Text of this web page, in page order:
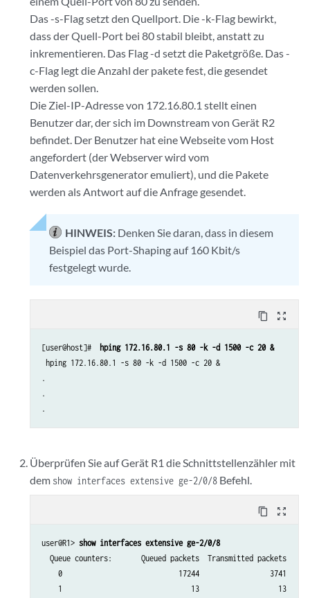
Das -s-Flag setzt den Quellport. Die -k-Flag bewirkt,
dass der Quell-Port bei 80 stabil bleibt, anstatt zu
inkrementieren. Das Flag -d setzt die Paketgröße. Das -
c-Flag legt die Anzahl der pakete fest, die gesendet
werden sollen.
Die Ziel-IP-Adresse von 172.16.80.1 stellt einen
Benutzer dar, der sich im Downstream von Gerät R2
befindet. Der Benutzer hat eine Webseite vom Host
angefordert (der Webserver wird vom
Datenverkehrsgenerator emuliert), und die Pakete
werden als Antwort auf die Anfrage gesendet.
HINWEIS: Denken Sie daran, dass in diesem
Beispiel das Port-Shaping auf 160 Kbit/s
festgelegt wurde.
content_copy zoom_out_map
[user@host]#
hping 172.16.80.1 -s 80 -k -d 1500 -c 20 &
hping 172.16.80.1 -s 80 -k -d 1500 -c 20 &
.
.
.
Überprüfen Sie auf Gerät R1 die Schnittstellenzähler mit
dem show interfaces extensive ge-2/0/8 Befehl.
content_copy zoom_out_map
user@R1> show interfaces extensive ge-2/0/8
Queue counters:       Queued packets  Transmitted packets
0                            17244
1                               13                   13